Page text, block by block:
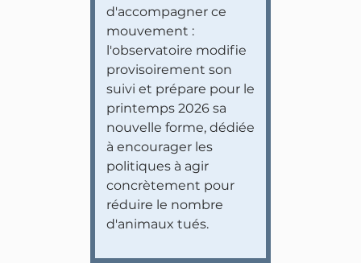
d'accompagner ce
mouvement :
l'observatoire modifie
provisoirement son
suivi et prépare pour le
printemps 2026 sa
nouvelle forme, dédiée
à encourager les
politiques à agir
concrètement pour
réduire le nombre
d'animaux tués.